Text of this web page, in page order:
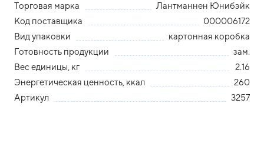
Торговая марка
Лантманнен Юнибэйк
Код поставщика
000006172
Вид упаковки
картонная коробка
Готовность продукции
зам.
Вес единицы, кг
2.16
Энергетическая ценность, ккал
260
Артикул
3257